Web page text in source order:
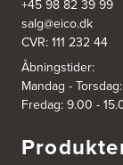
Aubo Køkken
Nørregade 27 A
4100 Ringsted
http://
Aubo Køkken
Hedegaardvej
7870 Roslev
+45 98 82 39 99
salg@eico.dk
CVR: 111 232 44
Åbningstider:
Mandag -
Fredag: 9.00 -